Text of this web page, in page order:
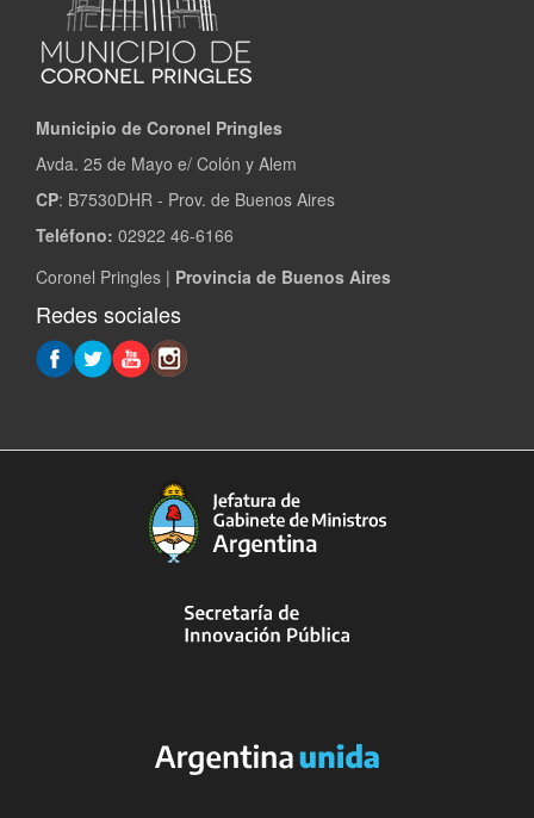
Municipio de Coronel Pringles
Avda. 25 de Mayo e/ Colón y Alem
CP: B7530DHR - Prov. de Buenos Aires
Teléfono: 02922 46-6166
Coronel Pringles | Provincia de Buenos Aires
Redes sociales